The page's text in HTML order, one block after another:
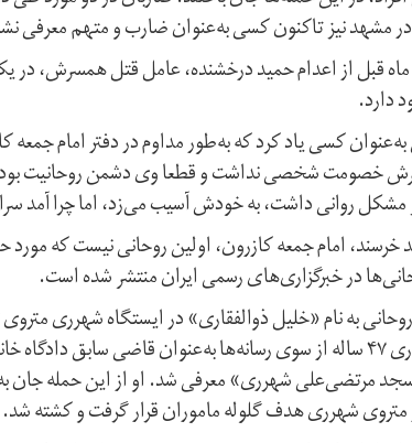
مشهد نیز تاکنون کسی به‌عنوان ضارب و متهم معرفی
از اعدام حمید درخشنده، عامل قتل همسرش، در یک
دارد.
کسی یاد کرد که به‌طور مداوم در دفتر امام جمعه
خصومت شخصی نداشت و قطعا وی دشمن روحانیت
روانی داشت، به خودش آسیب می‌زد، اما چرا آمد
امام جمعه کازرون، اولین روحانی نیست که مورد
در خبرگزاری‌های رسمی ایران منتشر شده است.
نیز یک روحانی به نام «خلیل ذوالفقاری» در ایستگاه
حمله قرار گرفت. ذوالفقاری ۴۷ ساله از سوی رسانه‌ها به‌عنوان قاضی
مرتضی‌علی شهرری» معرفی شد. او از این حمله جان
متروی شهرری هدف گلوله ماموران قرار گرفت و کشته شد.